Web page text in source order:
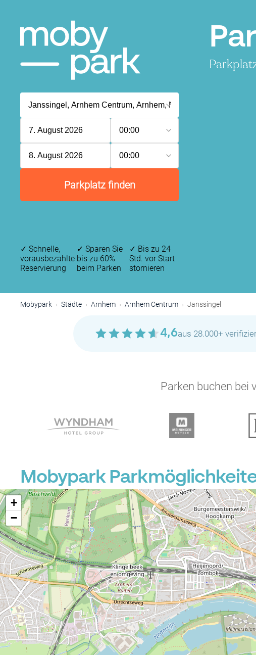
7. August 2026 00:00
8. August 2026 00:00
Parkplatz finden
✓ Schnelle,
vorausbezahlte
Reservierung
✓ Sparen Sie
bis zu 60%
beim Parken
✓ Bis zu 24
Std. vor Start
stornieren
Mobypark Städte Arnhem Arnhem Centrum Janssingel
4,6aus 28.000+
Parken buchen bei
Mobypark
+
−